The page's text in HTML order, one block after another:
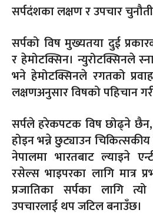
सर्पदंशका लक्षण र उपचार
सर्पको विष मुख्यतया दुई
र हेमोटक्सिन। न्युरोटक्सिनले
भने हेमोटक्सिनले रगतको
लक्षणअनुसार विषको पहिचान
सर्पले हरेकपटक विष छोढ्ने
होइन भन्ने छुट्याउन
नेपालमा भारतबाट ल्याइने
रसेल्स भाइपरका लागि मात्र
प्रजातिका सर्पका लागि
उपचारलाई थप जटिल बनाउँछ।